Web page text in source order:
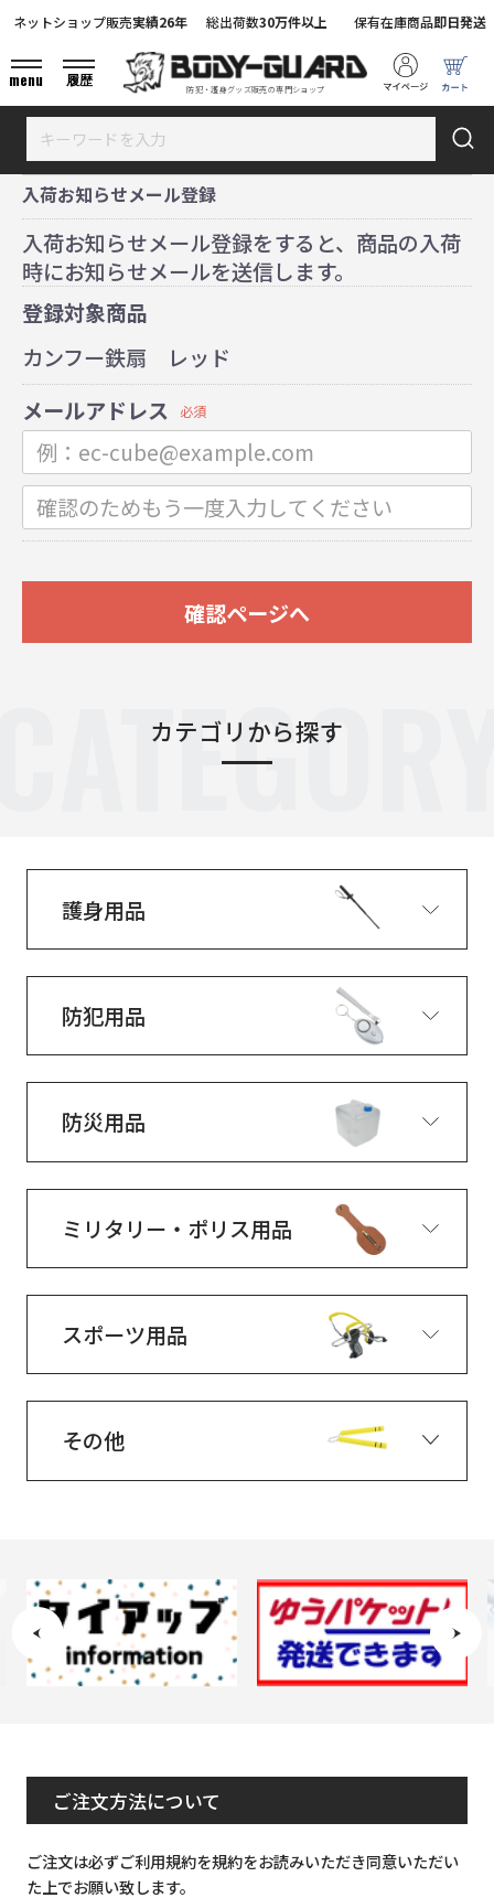
防犯・護身グッズ販売の専門ショップ
ネットショップ販売実績26年 総出荷数30万件以上 保有在庫商品即日発送
menu 履歴
入荷お知らせメール登録
入荷お知らせメール登録をすると、商品の入荷
時にお知らせメールを送信します。
登録対象商品
カンフー鉄扇 レッド
メールアドレス
必須
確認ページへ
カテゴリから探す
護身用品
防犯用品
防災用品
ミリタリー・ポリス用品
スポーツ用品
その他
ご注文方法について
ご注文は必ずご利用規約を規約をお読みいただき同意いただい
た上でお願い致します。